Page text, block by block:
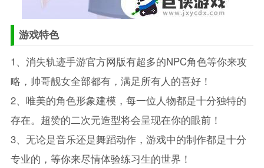
游戏特色
1、消失轨迹手游官方网版有超多的NPC角色等你来攻
略，帅哥靓女全部都有，满足所有人的喜好！
2、唯美的角色形象建模，每一位人物都是十分独特的
存在。超赞的二次元造型将会呈现在你的眼前！
3、无论是音乐还是舞蹈动作，游戏中的制作都是十分
专业的，等你来尽情体验练习生的世界！